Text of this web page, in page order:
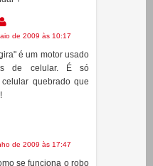
de celular. É só
celular quebrado que
de 2009 às 17:47
de dente?
se tem que ser uma